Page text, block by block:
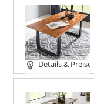
Details & Preise